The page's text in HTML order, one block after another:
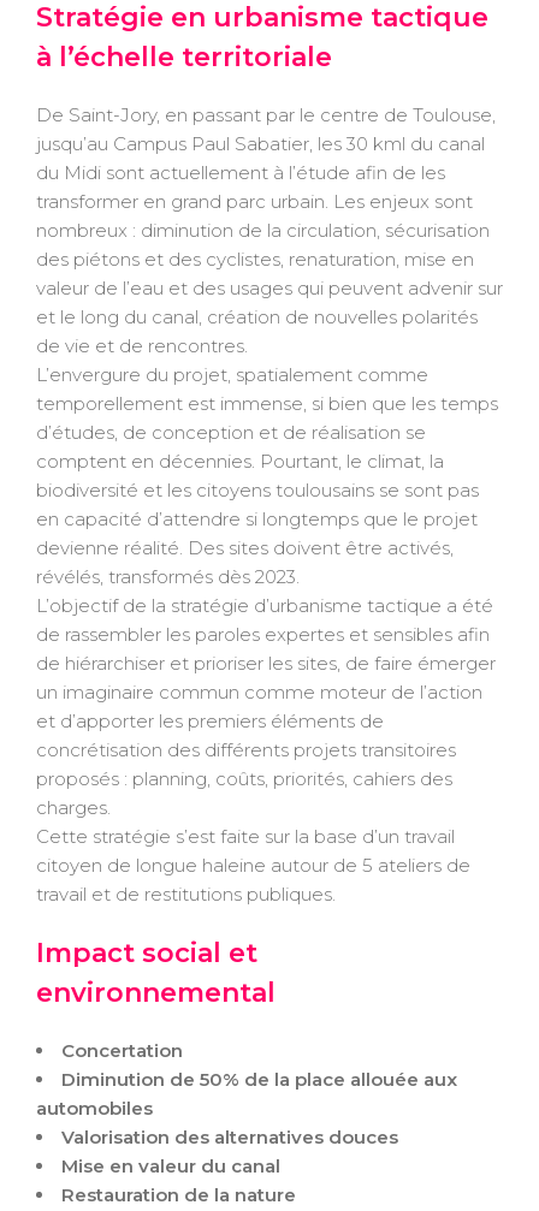
Stratégie en urbanisme tactique
à l’échelle territoriale
De Saint-Jory, en passant par le centre de Toulouse,
jusqu’au Campus Paul Sabatier, les 30 kml du canal
du Midi sont actuellement à l’étude afin de les
transformer en grand parc urbain. Les enjeux sont
nombreux : diminution de la circulation, sécurisation
des piétons et des cyclistes, renaturation, mise en
valeur de l’eau et des usages qui peuvent advenir sur
et le long du canal, création de nouvelles polarités
de vie et de rencontres.
L’envergure du projet, spatialement comme
temporellement est immense, si bien que les temps
d’études, de conception et de réalisation se
comptent en décennies. Pourtant, le climat, la
biodiversité et les citoyens toulousains se sont pas
en capacité d’attendre si longtemps que le projet
devienne réalité. Des sites doivent être activés,
révélés, transformés dès 2023.
L’objectif de la stratégie d’urbanisme tactique a été
de rassembler les paroles expertes et sensibles afin
de hiérarchiser et prioriser les sites, de faire émerger
un imaginaire commun comme moteur de l’action
et d’apporter les premiers éléments de
concrétisation des différents projets transitoires
proposés : planning, coûts, priorités, cahiers des
charges.
Cette stratégie s’est faite sur la base d’un travail
citoyen de longue haleine autour de 5 ateliers de
travail et de restitutions publiques.
Impact social et
environnemental
Concertation
Diminution de 50% de la place allouée aux
automobiles
Valorisation des alternatives douces
Mise en valeur du canal
Restauration de la nature